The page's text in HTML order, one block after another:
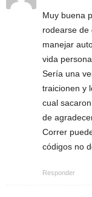
Muy buena
rodearse de
manejar
vida
Sería una
traicionen y
cual
de
Correr
códigos no
Responder